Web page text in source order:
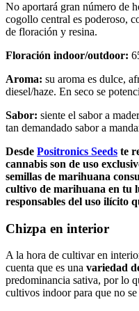
No aportará gran número de
cogollo central es poderoso,
de floración y resina.
Floración indoor/outdoor:
Aroma: su aroma es dulce,
diesel/haze. En seco se
Sabor: siente el sabor a
tan demandado sabor a
Desde Positronics Seeds te
cannabis son de uso
semillas de marihuana
cultivo de marihuana en tu
responsables del uso ilícito
Chizpa en interior
A la hora de cultivar en
cuenta que es una variedad
predominancia sativa, por lo
cultivos indoor para que no se